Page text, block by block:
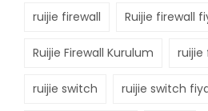
ruijie firewall Ruijie firewall
Ruijie Firewall Kurulum ruijie
ruijie switch ruijie switch